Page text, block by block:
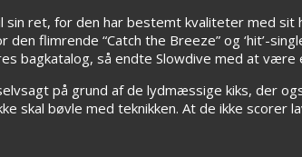
sin ret, for den har bestemt kvaliteter med
flimrende “Catch the Breeze” og ‘hit’-
bagkatalog, så endte Slowdive med at
på grund af de lydmæssige kiks, der
skal bøvle med teknikken. At de ikke scorer